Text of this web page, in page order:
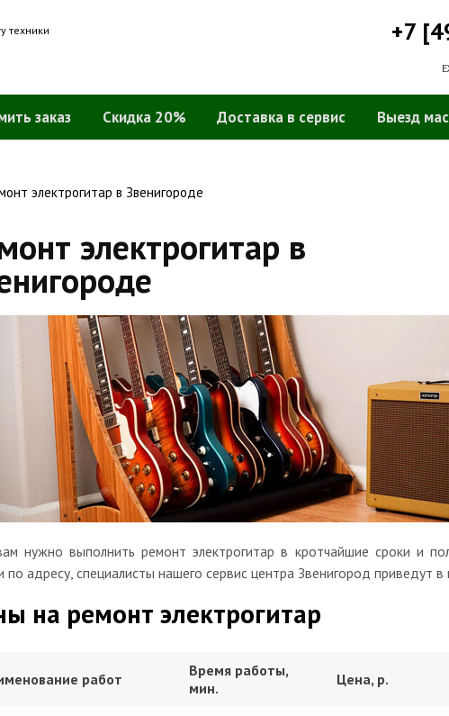
техники
+7
заказ Скидка 20% Доставка в сервис Выезд
электрогитар в Звенигороде
электрогитар в
нужно выполнить ремонт электрогитар в кротчайшие сроки и
по адресу, специалисты нашего сервис центра Звенигород приведут
на ремонт электрогитар
работ
Время работы,
мин.
Цена, р.